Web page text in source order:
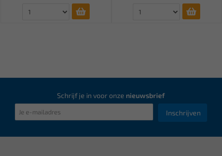
Schrijf je in voor onze nieuwsbrief
Inschrijven